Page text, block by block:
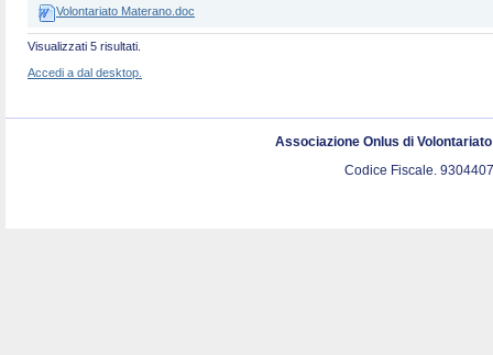
Volontariato Materano.doc
Visualizzati 5 risultati.
Accedi a dal desktop.
Associazione Onlus di
Codice Fiscale.